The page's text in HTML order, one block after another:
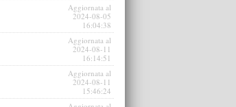
Aggiornata al
2024-08-05
16:04:38
Aggiornata al
2024-08-11
16:14:51
Aggiornata al
2024-08-11
15:46:24